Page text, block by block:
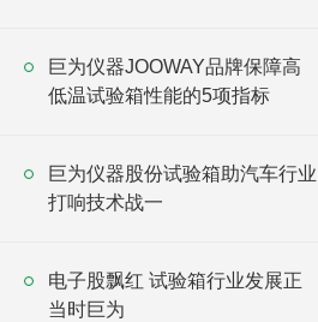
巨为仪器JOOWAY品牌保障高
低温试验箱性能的5项指标
巨为仪器股份试验箱助汽车行业
打响技术战一
电子股飘红 试验箱行业发展正
当时巨为